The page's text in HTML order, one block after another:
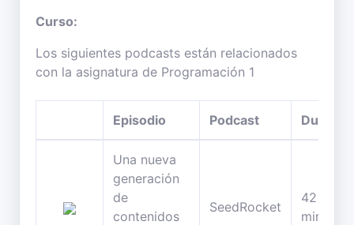
Curso:
Los siguientes podcasts están relacionados
con la asignatura de Programación 1
Episodio Podcast
Una nueva
generación
de
contenidos
SeedRocket
42
minutos